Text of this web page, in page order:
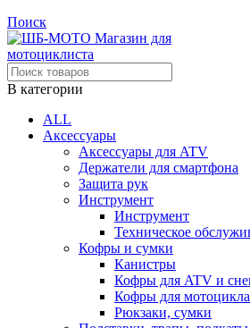
Поиск
В категории
ALL
Аксессуары
Аксессуары для ATV
Держатели для смартфона
Защита рук
Инструмент
Инструмент
Техническое
Кофры и сумки
Канистры
Кофры для ATV и
Кофры для мотоцикла
Рюкзаки, сумки